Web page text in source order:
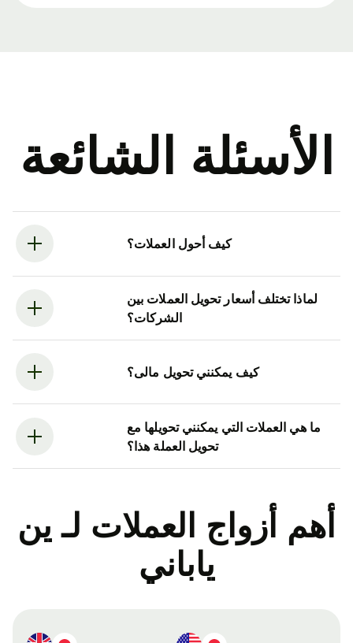
الأسئلة الشائعة
كيف أحول العملات؟
لماذا تختلف أسعار تحويل العملات بين
الشركات؟
كيف يمكنني تحويل مالى؟
ما هي العملات التي يمكنني تحويلها مع
تحويل العملة هذا؟
أهم أزواج العملات لـ ين
ياباني